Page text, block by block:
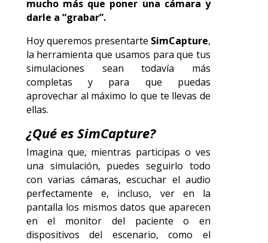
mucho más que poner una cámara y
darle a “grabar”.
Hoy queremos presentarte SimCapture,
la herramienta que usamos para que tus
simulaciones sean todavía más
completas y para que puedas
aprovechar al máximo lo que te llevas de
ellas.
¿Qué es SimCapture?
Imagina que, mientras participas o ves
una simulación, puedes seguirlo todo
con varias cámaras, escuchar el audio
perfectamente e, incluso, ver en la
pantalla los mismos datos que aparecen
en el monitor del paciente o en
dispositivos del escenario, como el